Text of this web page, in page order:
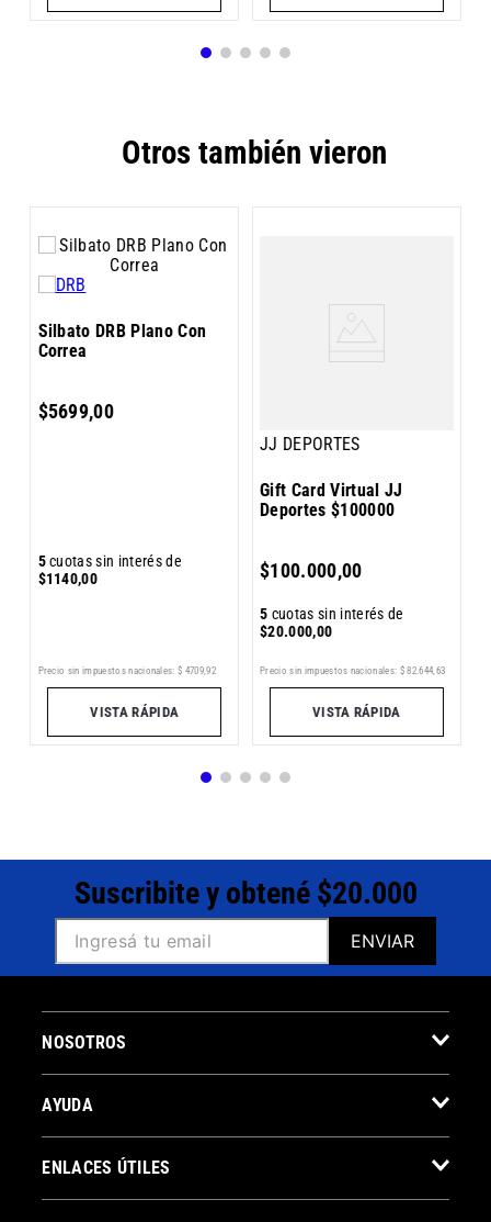
Otros también vieron
Silbato DRB Plano Con
Correa
$5699,00
5cuotas sin interés de
$1140,00
Precio sin impuestos nacionales: $ 4709,92
VISTA RÁPIDA
JJ DEPORTES
Gift Card Virtual JJ
Deportes $100000
$100.000,00
5 cuotas sin interés de
$20.000,00
Precio sin impuestos nacionales: $ 82.644 63
VISTA RÁPIDA
Suscribite y obtené $20.000
ENVIAR
NOSOTROS
AYUDA
ENLACES ÚTILES